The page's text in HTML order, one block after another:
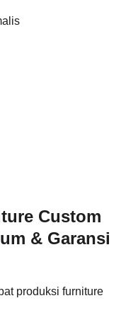
Custom
& Garansi